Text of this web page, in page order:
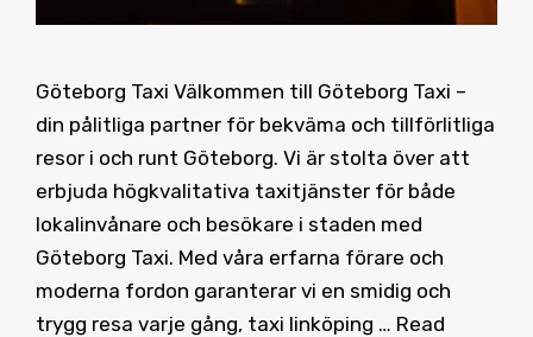
Göteborg Taxi Välkommen till Göteborg Taxi –
din pålitliga partner för bekväma och tillförlitliga
resor i och runt Göteborg. Vi är stolta över att
erbjuda högkvalitativa taxitjänster för både
lokalinvånare och besökare i staden med
Göteborg Taxi. Med våra erfarna förare och
moderna fordon garanterar vi en smidig och
trygg resa varje gång, taxi linköping … Read